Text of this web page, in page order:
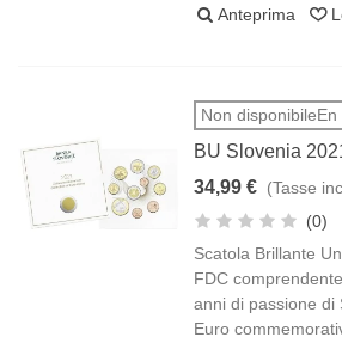
Anteprima
Non
BU Slovenia
34,99 € (Tasse
(0)
Scatola Brillante
FDC
anni di passione di
Euro